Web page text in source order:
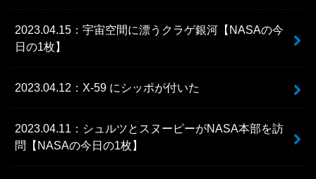
2023.04.15：宇宙空間に漂うクラゲ銀河【NASAの今
日の1枚】
2023.04.12：X-59 にシッポが付いた
2023.04.11：シュルツとスヌーピーがNASA本部を訪
問【NASAの今日の1枚】